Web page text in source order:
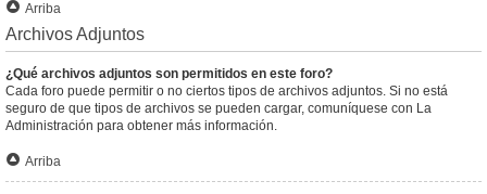
Arriba
Archivos Adjuntos
¿Qué archivos adjuntos son permitidos en este foro?
Cada foro puede permitir o no ciertos tipos de archivos adjuntos. Si no está
seguro de que tipos de archivos se pueden cargar, comuníquese con La
Administración para obtener más información.
Arriba